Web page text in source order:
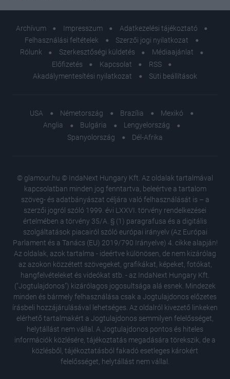
Archívum Impresszum
Adatkezelési tájékoztató
Felhasználási feltételek
Szerzői jogi nyilatkozat
Rólunk
Szerkesztőségi küldetés
Médiaajánlat
Előfizetés
Kapcsolat
RSS
Akadálymentesítési nyilatkozat
Süti beállítások
USA Németország Brazília
Mexikó
Anglia
Bulgária
Lengyelország
Spanyolország
Dél-Afrika
© glamour.hu © IndaNext Hungary Kft. Az oldalak tartalmával
kapcsolatban minden jog fenntartva, beleértve a tartalom
szöveg- és adatbányászat céljára való felhasználását is – a
szerzői jogról szóló 1999. évi LXXVI. törvény rendelkezései
értelmében a törvény 35/A. § (1) paragrafusa és a digitális
szolgáltatások piacairól szóló európai irányelv (Az Európai
Parlament és a Tanács (EU) 2019/790 Irányelve) 4. cikke alapján!
Az oldalak, azok tartalma - ideértve különösen, de nem kizárólag
az azokon közzétett szövegeket, grafikákat, képeket, fotókat,
hangfelvételeket és videókat stb. - az IndaNext Hungary Kft.
("Jogtulajdonos") kizárólagos jogosultsága alá esnek. Mindezek
minden és bármely felhasználása csak a Jogtulajdonos előzetes
írásbeli hozzájárulásával lehetséges. Az oldalról kivezető linkeken
elérhető tartalmakért a Jogtulajdonos semmilyen felelősséget,
helytállást nem vállal. A Jogtulajdonos pontos és hiteles
információk közlésére, tájékoztatás megadására törekszik, de a
közlésből, tájékoztatásból fakadó esetleges károkért
felelősséget, helytállást nem vállal.